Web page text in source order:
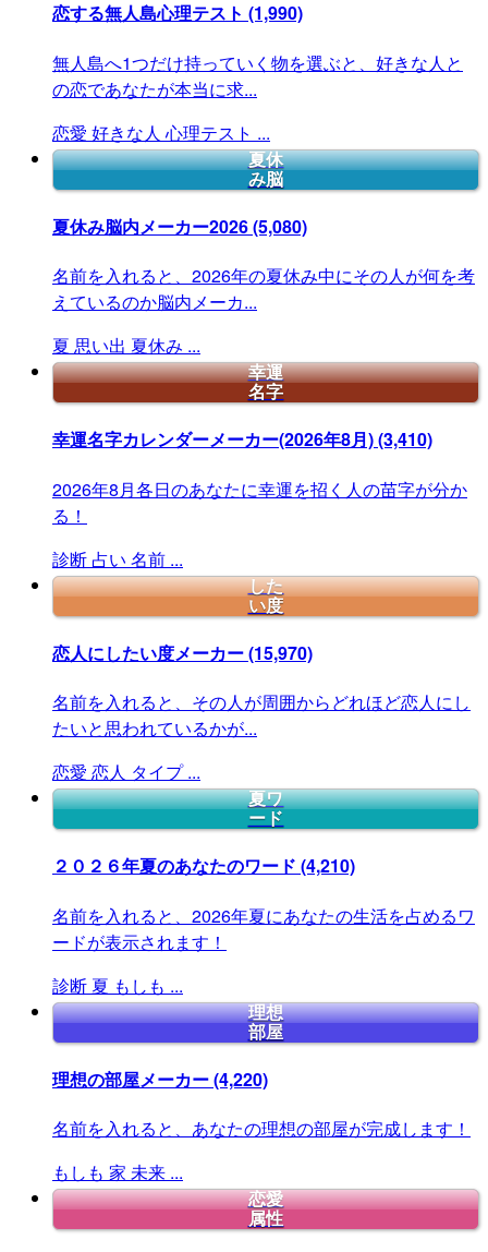
恋する無人島心理テスト (1,990)
無人島へ1つだけ持っていく物を選ぶと、好きな人と
の恋であなたが本当に求...
恋愛 好きな人 心理テスト ...
夏休
み脳
夏休み脳内メーカー2026(5,080)
名前を入れると、2026年の夏休み中にその人が何を考
えているのか脳内メーカ...
夏 思い出 夏休み ...
幸運
名字
幸運名字カレンダーメーカー(2026年8月)(3,410)
2026年8月各日のあなたに幸運を招く人の苗字が分か
る！
診断 占い 名前 ...
した
い度
恋人にしたい度メーカー(15,970)
名前を入れると、その人が周囲からどれほど恋人にし
たいと思われているかが...
恋愛 恋人 タイプ ...
夏ワ
ード
２０２６年夏のあなたのワード (4,210)
名前を入れると、2026年夏にあなたの生活を占めるワ
ードが表示されます！
診断 夏 もしも ...
理想
部屋
理想の部屋メーカー(4,220)
名前を入れると、あなたの理想の部屋が完成します！
もしも 家 未来 ...
恋愛
属性